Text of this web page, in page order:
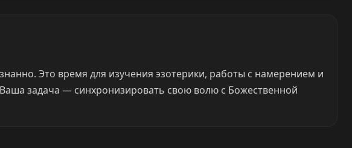
Это время для изучения эзотерики, работы с намерением и
задача — синхронизировать свою волю с Божественной